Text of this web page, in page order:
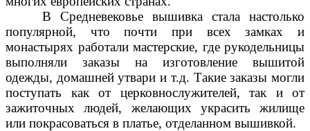
В Средневековье вышивка стала настолько
популярной, что почти при всех замках и
монастырях работали мастерские, где рукодельницы
выполняли заказы на изготовление вышитой
одежды, домашней утвари и т.д. Такие заказы могли
поступать как от церковнослужителей, так и от
зажиточных людей, желающих украсить жилище
или покрасоваться в платье, отделанном вышивкой.